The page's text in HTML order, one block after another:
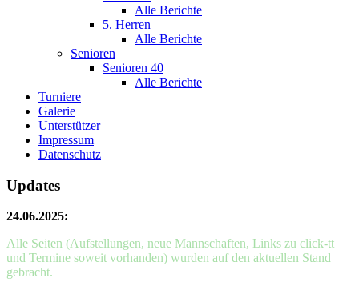
Alle Berichte
5. Herren
Alle Berichte
Senioren
Senioren 40
Alle Berichte
Turniere
Galerie
Unterstützer
Impressum
Datenschutz
Updates
24.06.2025:
Alle Seiten (Aufstellungen, neue Mannschaften, Links zu click-tt
und Termine soweit vorhanden) wurden auf den aktuellen Stand
gebracht.